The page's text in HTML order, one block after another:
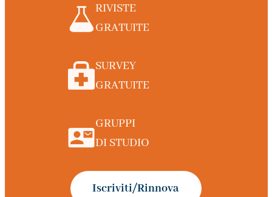
RIVISTE
GRATUITE
SURVEY
GRATUITE
GRUPPI
DI STUDIO
Iscriviti/Rinnova